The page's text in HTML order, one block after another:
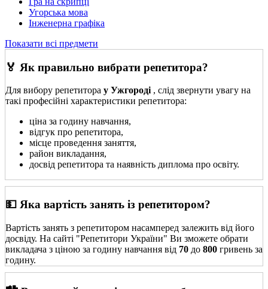
Угорська мова
Інженерна графіка
Показати всі предмети
🏅 Як правильно вибрати репетитора?
Для вибору репетитора у Ужгороді , слід звернути увагу на
такі професійні характеристики репетитора:
ціна за годину навчання,
відгук про репетитора,
місце проведення заняття,
район викладання,
досвід репетитора та наявність диплома про освіту.
💵 Яка вартість занять із репетитором?
Вартість занять з репетитором насамперед залежить від його
досвіду. На сайті "Репетитори України" Ви зможете обрати
викладача з ціною за годину навчання від 70 до 800 гривень за
годину.